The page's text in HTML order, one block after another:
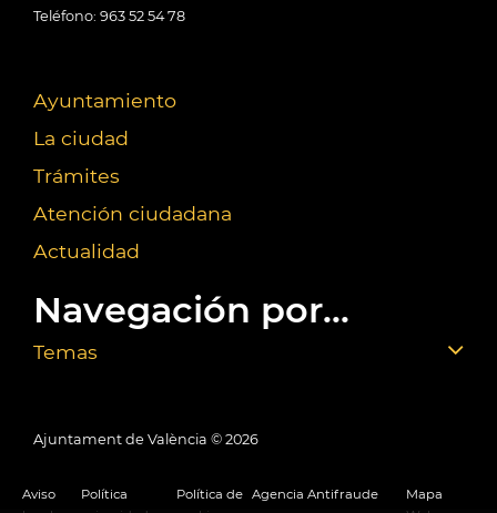
Teléfono: 963 52 54 78
Ayuntamiento
La ciudad
Trámites
Atención ciudadana
Actualidad
Navegación por...
Temas
Ajuntament de València © 2026
Aviso
Política
Política de Agencia Antifraude
Mapa